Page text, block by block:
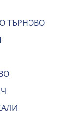
ТЪРНОВО